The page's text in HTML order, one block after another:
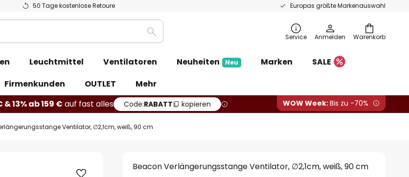
50 Tage kostenlose Retoure Europas größte Markenauswahl
Warenkorb
Suche Service Anmelden
Leuchtmittel Ventilatoren Neuheiten Neu Marken
SALE
Firmenkunden
OUTLET
Mehr
& 13% ab 159 € auf fast alles Code:RABATT kopieren WOW Week:Bis zu -70%
Ventilator, ∅2,1cm, weiß, 90 cm
Beacon Verlängerungsstange Ventilator, ∅2,1cm, weiß, 90 cm